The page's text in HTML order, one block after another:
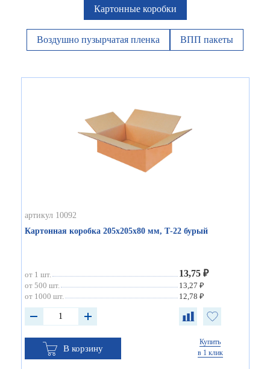
Картонные коробки
Воздушно пузырчатая пленка ВПП пакеты
артикул 10092
Картонная коробка 205х205х80 мм, Т-22 бурый
от 1 шт. 13,75 ₽
от 500 шт.
13,27 ₽
от 1000 шт.
12,78 ₽
В корзину
Купить
в 1 клик